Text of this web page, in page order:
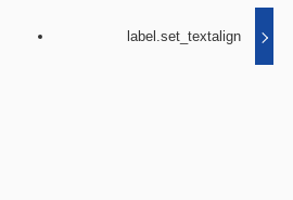
label.set_textalign